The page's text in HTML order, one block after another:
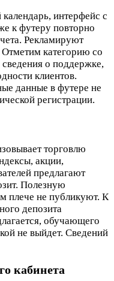
интерфейс с
к футеру повторно
Рекламируют
категорию со
сведения о поддержке,
клиентов.
данные в футере не
регистрации.
торговлю
акции,
предлагают
Полезную
плече не публикуют. К
депозита
обучающего
не выйдет. Сведений
кабинета